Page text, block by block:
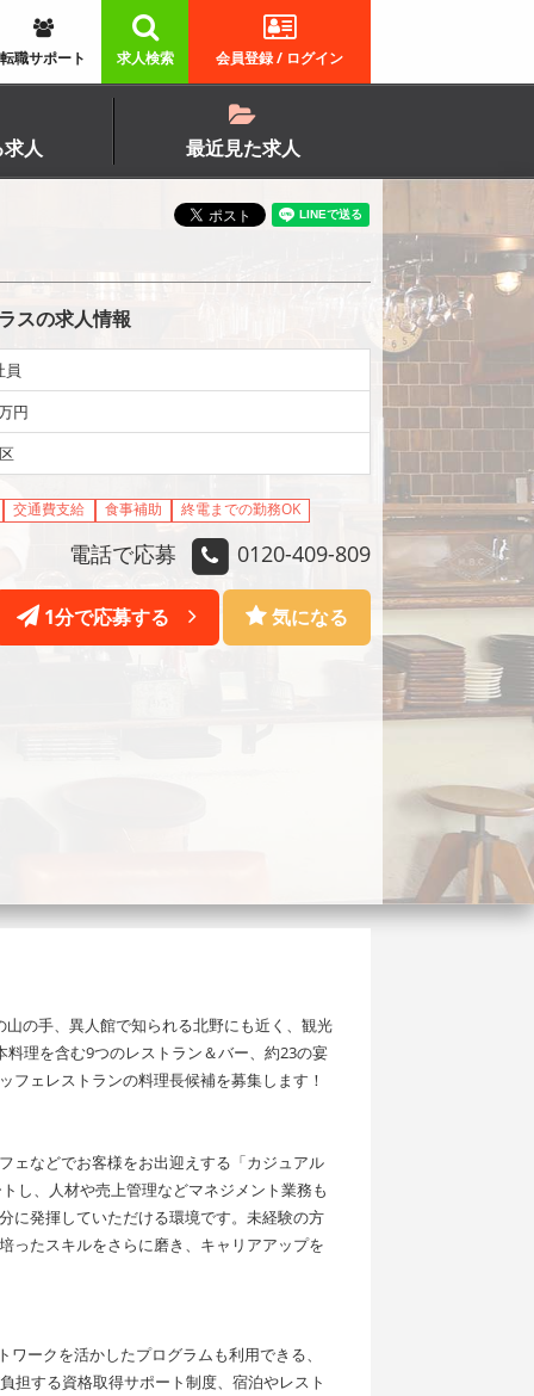
会員登録 / ログイン
求人検索
転職サポート
人 最近見た求人
スの求人情報
員
円
交通費支給 食事補助 終電までの勤務OK
電話で応募 0120-409-809
1分で応募する 気になる
の手、異人館で知られる北野にも近く、観光
理を含む9つのレストラン＆バー、約23の宴
ェレストランの料理長候補を募集します！
ェなどでお客様をお出迎えする「カジュアル
し、人材や売上管理などマネジメント業務も
に発揮していただける環境です。未経験の方
ったスキルをさらに磨き、キャリアアップを
ークを活かしたプログラムも利用できる、
担する資格取得サポート制度、宿泊やレスト